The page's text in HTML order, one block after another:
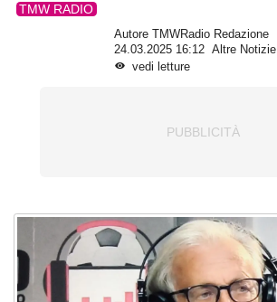
TMW RADIO
Autore TMWRadio Redazione
24.03.2025 16:12
Altre Notizie
vedi letture